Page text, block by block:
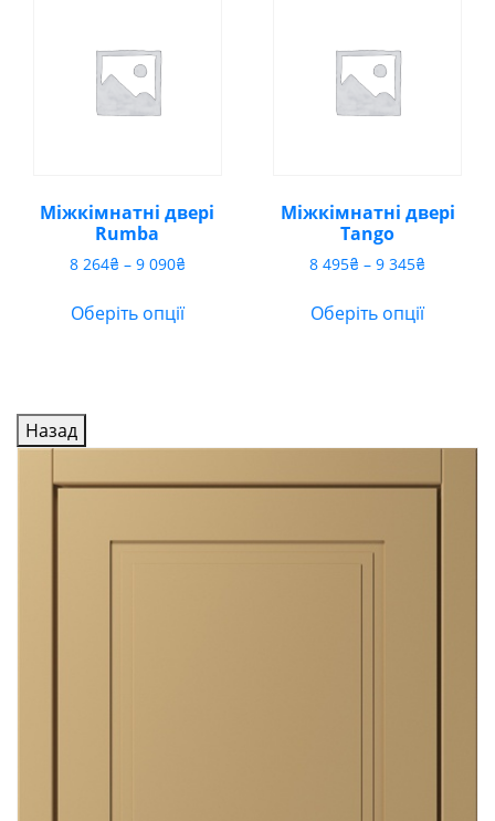
Міжкімнатні двері
Rumba
8 264₴ – 9 090₴Діапазон
від
Оберіть опції
Міжкімнатні двері
Tango
8 495₴ – 9 345₴
від
Оберіть опції
Назад